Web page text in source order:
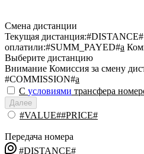
Смена дистанции
Текущая дистанция:#DISTANCE#
оплатили:#SUMM_PAYED#a
Выберите дистанцию
Внимание Комиссия за смену
#COMMISSION#a
С условиями трансфера
Далее
#VALUE##PRICE#
Передача номера
#DISTANCE#